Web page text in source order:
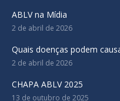
ABLV na Mídia
2 de abril de 2026
Quais doenças podem
2 de abril de 2026
CHAPA ABLV 2025
13 de outubro de 2025